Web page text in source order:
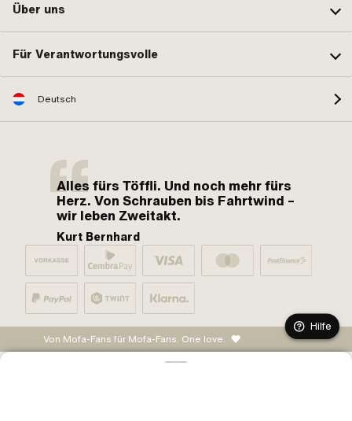
Über uns
Für Verantwortungsvolle
Deutsch
Alles fürs Töffli. Und noch mehr fürs
Herz. Von Schrauben bis Fahrtwind –
wir leben Zweitakt.
Kurt Bernhard
Von Mofa-Fans für Mofa-Fans. One love.
Hilfe